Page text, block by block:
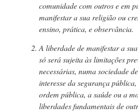
comunidade com outros e em
manifestar a sua religião ou
ensino, prática, e observância.
A liberdade de manifestar a
só será sujeita às limitações
necessárias, numa sociedade
interesse da segurança
ordem pública, a saúde ou a
liberdades fundamentais de